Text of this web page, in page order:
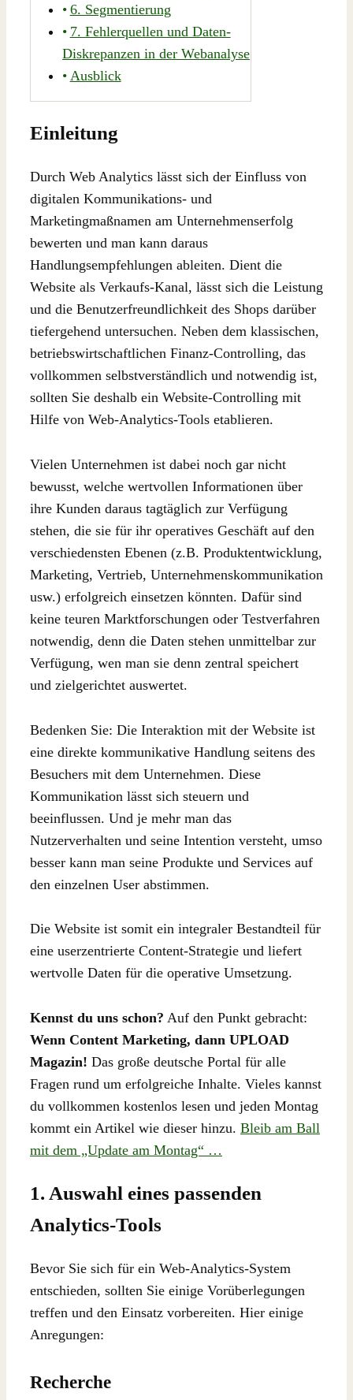
6. Segmentierung
7. Fehlerquellen und Daten-
Diskrepanzen in der Webanalyse
Ausblick
Einleitung
Durch Web Analytics lässt sich der Einfluss von
digitalen Kommunikations- und
Marketingmaßnamen am Unternehmenserfolg
bewerten und man kann daraus
Handlungsempfehlungen ableiten. Dient die
Website als Verkaufs-Kanal, lässt sich die Leistung
und die Benutzerfreundlichkeit des Shops darüber
tiefergehend untersuchen. Neben dem klassischen,
betriebswirtschaftlichen Finanz-Controlling, das
vollkommen selbstverständlich und notwendig ist,
sollten Sie deshalb ein Website-Controlling mit
Hilfe von Web-Analytics-Tools etablieren.
Vielen Unternehmen ist dabei noch gar nicht
bewusst, welche wertvollen Informationen über
ihre Kunden daraus tagtäglich zur Verfügung
stehen, die sie für ihr operatives Geschäft auf den
verschiedensten Ebenen (z.B. Produktentwicklung,
Marketing, Vertrieb, Unternehmenskommunikation
usw.) erfolgreich einsetzen könnten. Dafür sind
keine teuren Marktforschungen oder Testverfahren
notwendig, denn die Daten stehen unmittelbar zur
Verfügung, wen man sie denn zentral speichert
und zielgerichtet auswertet.
Bedenken Sie: Die Interaktion mit der Website ist
eine direkte kommunikative Handlung seitens des
Besuchers mit dem Unternehmen. Diese
Kommunikation lässt sich steuern und
beeinflussen. Und je mehr man das
Nutzerverhalten und seine Intention versteht, umso
besser kann man seine Produkte und Services auf
den einzelnen User abstimmen.
Die Website ist somit ein integraler Bestandteil für
eine userzentrierte Content-Strategie und liefert
wertvolle Daten für die operative Umsetzung.
Kennst du uns schon? Auf den Punkt gebracht:
Wenn Content Marketing, dann UPLOAD
Magazin! Das große deutsche Portal für alle
Fragen rund um erfolgreiche Inhalte. Vieles kannst
du vollkommen kostenlos lesen und jeden Montag
kommt ein Artikel wie dieser hinzu. Bleib am Ball
mit dem „Update am Montag“ …
1. Auswahl eines passenden
Analytics-Tools
Bevor Sie sich für ein Web-Analytics-System
entschieden, sollten Sie einige Vorüberlegungen
treffen und den Einsatz vorbereiten. Hier einige
Anregungen:
Recherche